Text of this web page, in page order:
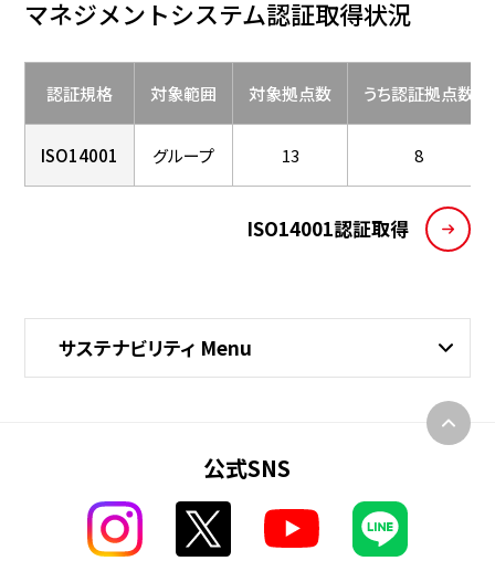
マネジメントシステム認証取得状況
認証規格 対象範囲 対象拠点数 うち認証拠点数
ISO14001 グループ 13 8
ISO14001認証取得
サステナビリティ Menu
公式SNS